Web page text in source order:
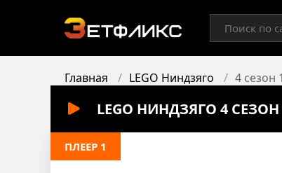
Главная LEGO Ниндзяго 4 сезон
LEGO НИНДЗЯГО 4
ПЛЕЕР 1